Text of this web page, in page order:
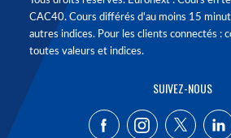
CAC40. Cours différés d'au moins 15
autres indices. Pour les clients connectés :
toutes valeurs et indices.
SUIVEZ-NOUS